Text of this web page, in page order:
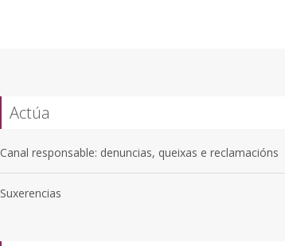
Actúa
Canal responsable: denuncias, queixas e reclamacións
Suxerencias